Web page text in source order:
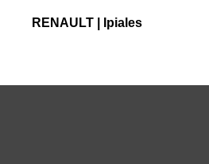
RENAULT | Ipiales